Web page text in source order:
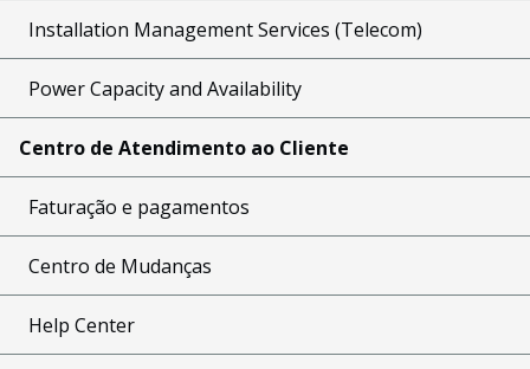
Installation Management Services (Telecom)
Power Capacity and Availability
Centro de Atendimento ao Cliente
Faturação e pagamentos
Centro de Mudanças
Help Center